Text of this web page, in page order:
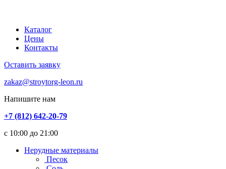
Каталог
Цены
Контакты
Оставить заявку
zakaz@stroytorg-leon.ru
Напишите нам
+7 (812) 642-20-79
с 10:00 до 21:00
Нерудные материалы
Песок